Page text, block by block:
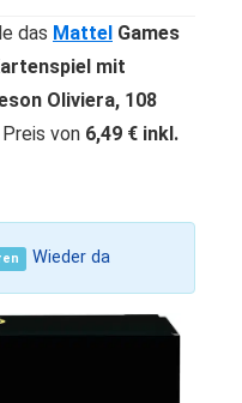
das Mattel Games
mit
Oliviera, 108
von 6,49 € inkl.
Wieder da